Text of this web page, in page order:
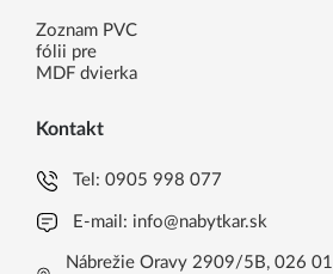
Zoznam PVC
fólii pre
MDF dvierka
Kontakt
Tel:0905 998 077
E-mail: info@nabytkar.sk
Nábrežie Oravy 2909/5B, 026 01